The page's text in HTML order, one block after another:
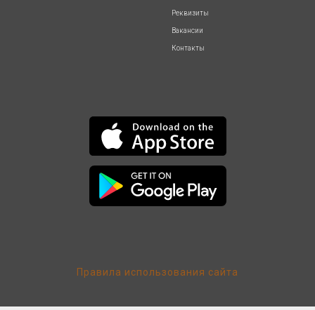
Реквизиты
Вакансии
Контакты
Правила использования сайта